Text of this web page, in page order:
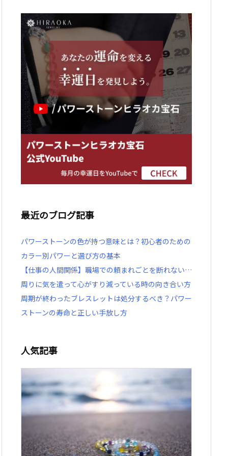
最近のブログ記事
パワーストーンの色が持つ意味とは？初心者のための
カラー別パワーと選び方の基本
【仕事の人間関係】職場での頼まれごとを断れない…
周りに気を遣って心がすり減っている時の向き合い方
周期が終わったブレスレットは処分するべき？パワー
ストーンの寿命と正しい手放し方
人気記事